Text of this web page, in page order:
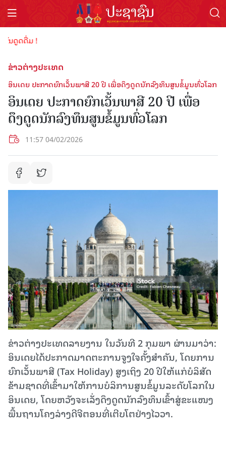
ດດື່ມ !
ຂ່າວຕ່າງປະເທດ
ອິນເດຍ ປະກາດຍົກເວັ້ນພາສີ 20 ປີ ເພື່ອດຶງດູດນັກລົງທຶນສູນຂໍ້ມູນທົ່ວໂລກ
ອິນເດຍ ປະກາດຍົກເວັ້ນພາສີ 20 ປີ ເພື່ອ
ດຶງດູດນັກລົງທຶນສູນຂໍ້ມູນທົ່ວໂລກ
11:57 04/02/2026
ຂ່າວຕ່າງປະເທດລາຍງານ ໃນວັນທີ 2 ກຸມພາ ຜ່ານມາວ່າ:
ອິນເດຍໄດ້ປະກາດມາດຕະການຈູງໃຈຄັ້ງສຳຄັນ, ໂດຍການ
ຍົກເວັ້ນພາສີ (Tax Holiday) ສູງເຖິງ 20 ປີໃຫ້ແກ່ບໍລິສັດ
ຂ້າມຊາດທີ່ເຂົ້າມາໃຫ້ການບໍລິການສູນຂໍ້ມູນລະດັບໂລກໃນ
ອິນເດຍ, ໂດຍຫວັງຈະເລັ່ງດຶງດູດນັກລົງທຶນເຂົ້າສູ່ຂະແໜງ
ພື້ນຖານໂຄງລ່າງດີຈີຕອນທີ່ເຕີບໂຕຢ່າງໄວວາ.